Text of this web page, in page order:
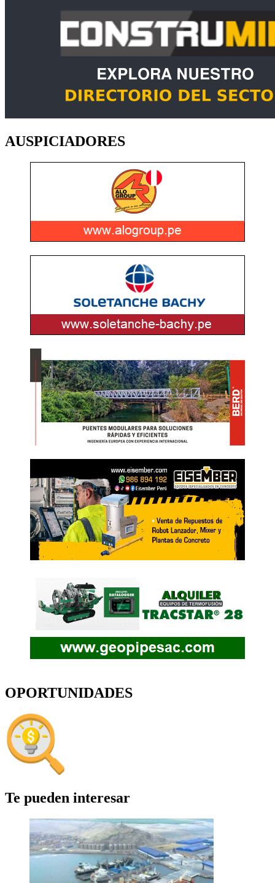
AUSPICIADORES
OPORTUNIDADES
Te pueden interesar